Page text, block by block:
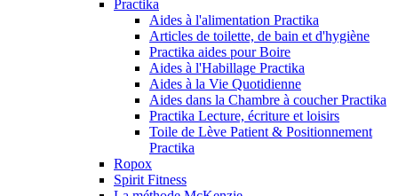
Practika
Aides à l'alimentation Practika
Articles de toilette, de bain et d'hygiène
Practika aides pour Boire
Aides à l'Habillage Practika
Aides à la Vie Quotidienne
Aides dans la Chambre à coucher Practika
Practika Lecture, écriture et loisirs
Toile de Lève Patient & Positionnement
Practika
Ropox
Spirit Fitness